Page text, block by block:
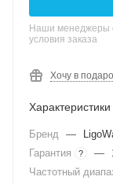
Наши менеджеры
условия заказа
Хочу в
Характеристики
Бренд —
Гарантия
? —
Частотный